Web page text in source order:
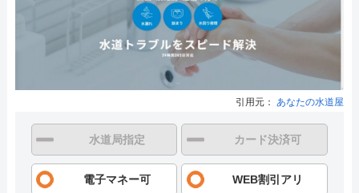
引用元： あなたの水道屋
水道局指定 カード決済可
電子マネー可 WEB割引アリ